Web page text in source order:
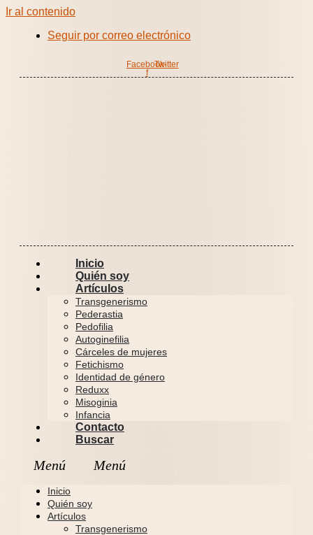
Ir al contenido
Seguir por correo electrónico
Facebook-
f
Twitter
Inicio
Quién soy
Artículos
Transgenerismo
Pederastia
Pedofilia
Autoginefilia
Cárceles de mujeres
Fetichismo
Identidad de género
Reduxx
Misoginia
Infancia
Contacto
Buscar
Inicio
Quién soy
Artículos
Transgenerismo